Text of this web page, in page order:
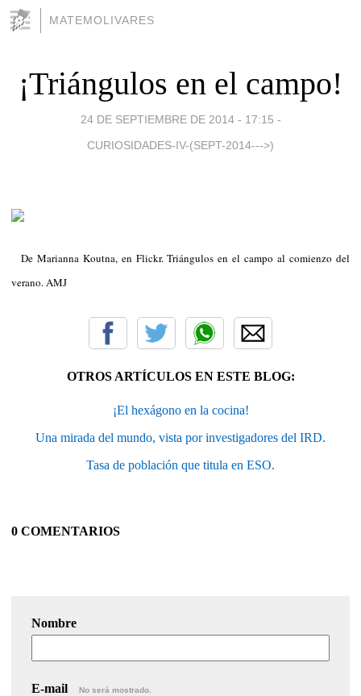
MATEMOLIVARES
¡Triángulos en el campo!
24 DE SEPTIEMBRE DE 2014 - 17:15 -
CURIOSIDADES-IV-(SEPT-2014--->)
De Marianna Koutna, en Flickr. Triángulos en el campo al comienzo del
verano. AMJ
OTROS ARTÍCULOS EN ESTE BLOG:
¡El hexágono en la cocina!
Una mirada del mundo, vista por investigadores del IRD.
Tasa de población que titula en ESO.
0 COMENTARIOS
Nombre
E-mail No será mostrado.